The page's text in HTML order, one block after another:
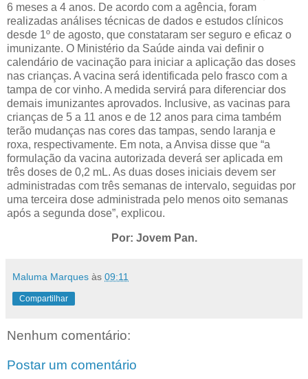
6 meses a 4 anos. De acordo com a agência, foram
realizadas análises técnicas de dados e estudos clínicos
desde 1º de agosto, que constataram ser seguro e eficaz o
imunizante. O Ministério da Saúde ainda vai definir o
calendário de vacinação para iniciar a aplicação das doses
nas crianças. A vacina será identificada pelo frasco com a
tampa de cor vinho. A medida servirá para diferenciar dos
demais imunizantes aprovados. Inclusive, as vacinas para
crianças de 5 a 11 anos e de 12 anos para cima também
terão mudanças nas cores das tampas, sendo laranja e
roxa, respectivamente. Em nota, a Anvisa disse que “a
formulação da vacina autorizada deverá ser aplicada em
três doses de 0,2 mL. As duas doses iniciais devem ser
administradas com três semanas de intervalo, seguidas por
uma terceira dose administrada pelo menos oito semanas
após a segunda dose”, explicou.
Por: Jovem Pan.
Maluma Marques às 09:11
Compartilhar
Nenhum comentário:
Postar um comentário